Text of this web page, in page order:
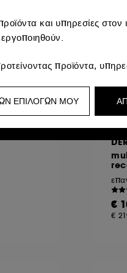
€
€
και υπηρεσίες στον
προϊόντα,
στο προφίλ
επισκεπτών στον
την κλοπή ταυτότητας.
ΕΠΙΛΟΓΩΝ ΜΟΥ